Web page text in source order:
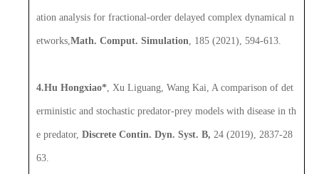
ation analysis for fractional-order delayed complex dynamical n
etworks, Math. Comput. Simulation , 185 (2021), 594-613.
4.Hu Hongxiao* , Xu Liguang, Wang Kai, A comparison of det
erministic and stochastic predator-prey models with disease in th
e predator, Discrete Contin. Dyn. Syst. B, 24 (2019), 2837-28
63.